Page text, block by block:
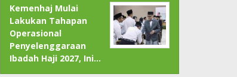
Kemenhaj Mulai
Lakukan Tahapan
Operasional
Penyelenggaraan
Ibadah Haji 2027, Ini…